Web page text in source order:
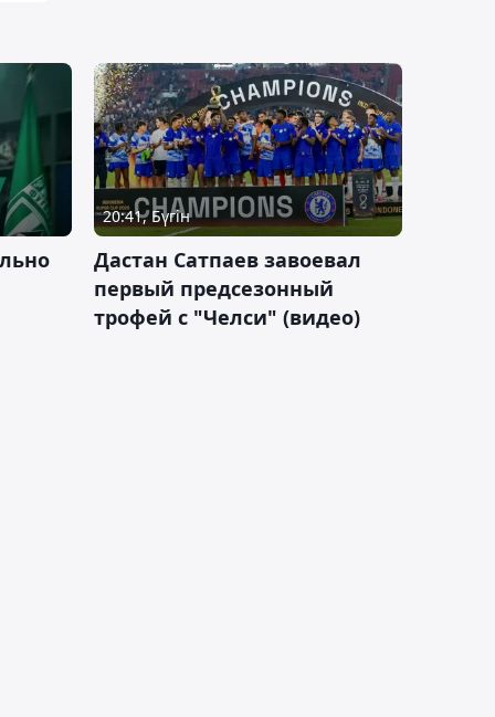
20:41, Бүгін
Дастан Сатпаев завоевал
первый предсезонный
трофей с "Челси" (видео)